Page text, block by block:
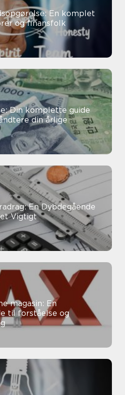
En komplet
og finansfolk
Din komplette guide
din årlige
En Dybdegående
Vigtigt
magasin: En
til forståelse og